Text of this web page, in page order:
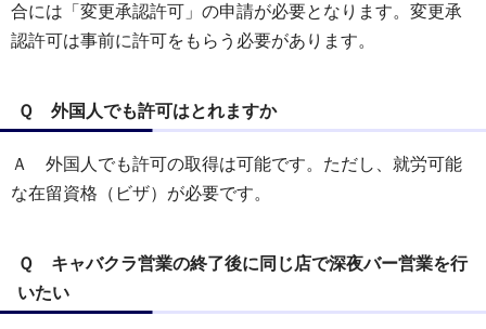
合には「変更承認許可」の申請が必要となります。変更承
認許可は事前に許可をもらう必要があります。
Ｑ 外国人でも許可はとれますか
Ａ 外国人でも許可の取得は可能です。ただし、就労可能
な在留資格（ビザ）が必要です。
Ｑ キャバクラ営業の終了後に同じ店で深夜バー営業を行
いたい